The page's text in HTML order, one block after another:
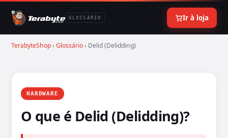
GLOSSÁRIO Ir à loja
TerabyteShop› Glossário› Delid (Delidding)
HARDWARE
O que é Delid (Delidding)?